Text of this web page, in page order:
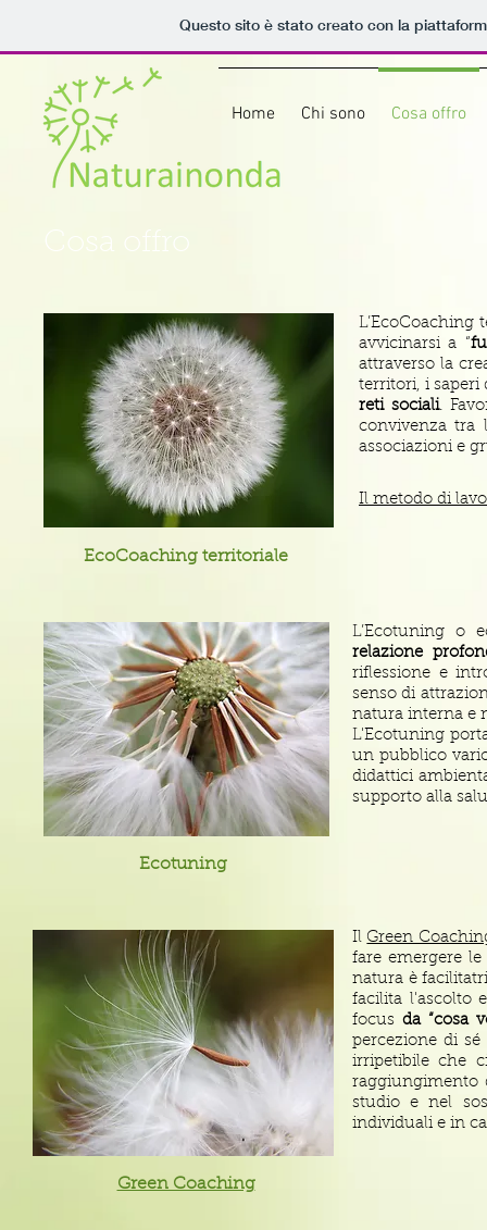
Questo sito è stato creato con la
Home Chi sono Cosa offro
Cosa offro
avvicinarsi a “
attraverso la
territori, i saperi
reti sociali.
convivenza tra
associazioni e
Il metodo di
EcoCoaching territoriale
L’Ecotuning o
relazione
riflessione e
senso di
natura interna e
L'Ecotuning
un pubblico
didattici
supporto alla
Ecotuning
Il Green
fare emergere
natura è
facilita l'ascolto
focus da “cosa
percezione di
irripetibile che
raggiungimento
studio e nel
individuali e in
Green Coaching